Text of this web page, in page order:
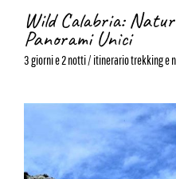
Wild Calabria:
Panorami Unici
3 giorni e 2 notti / itinerario trekking e